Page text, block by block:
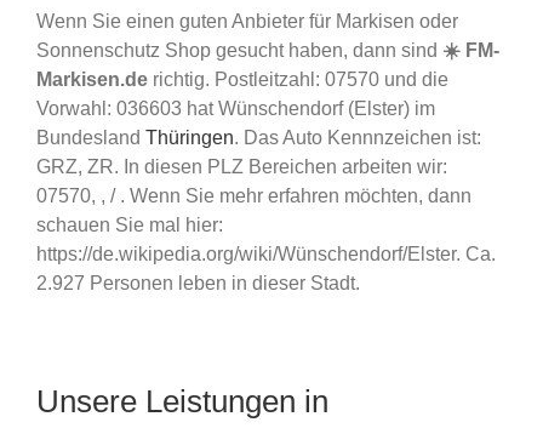
Wenn Sie einen guten Anbieter für Markisen oder
Sonnenschutz Shop gesucht haben, dann sind ☀️ FM-
Markisen.de richtig. Postleitzahl: 07570 und die
Vorwahl: 036603 hat Wünschendorf (Elster) im
Bundesland Thüringen. Das Auto Kennnzeichen ist:
GRZ, ZR. In diesen PLZ Bereichen arbeiten wir:
07570, , / . Wenn Sie mehr erfahren möchten, dann
schauen Sie mal hier:
https://de.wikipedia.org/wiki/Wünschendorf/Elster. Ca.
2.927 Personen leben in dieser Stadt.
Unsere Leistungen in